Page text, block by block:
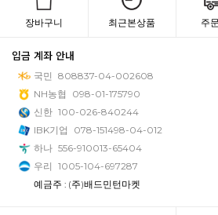
장바구니 최근본상품 주
입금 계좌 안내
국민 808837-04-002608
NH농협
098-01-175790
신한 100-026-840244
IBK기업
078-151498-04-012
하나 556-910013-65404
우리 1005-104-697287
예금주 : (주)배드민턴마켓